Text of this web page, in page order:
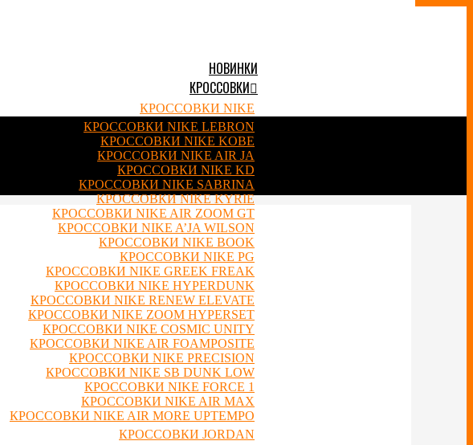
НОВИНКИ
КРОССОВКИ
КРОССОВКИ NIKE
КРОССОВКИ NIKE LEBRON
КРОССОВКИ NIKE KOBE
КРОССОВКИ NIKE AIR JA
КРОССОВКИ NIKE KD
КРОССОВКИ NIKE SABRINA
КРОССОВКИ NIKE KYRIE
КРОССОВКИ NIKE AIR ZOOM GT
КРОССОВКИ NIKE A’JA WILSON
КРОССОВКИ NIKE BOOK
КРОССОВКИ NIKE PG
КРОССОВКИ NIKE GREEK FREAK
КРОССОВКИ NIKE HYPERDUNK
КРОССОВКИ NIKE RENEW ELEVATE
КРОССОВКИ NIKE ZOOM HYPERSET
КРОССОВКИ NIKE COSMIC UNITY
КРОССОВКИ NIKE AIR FOAMPOSITE
КРОССОВКИ NIKE PRECISION
КРОССОВКИ NIKE SB DUNK LOW
КРОССОВКИ NIKE FORCE 1
КРОССОВКИ NIKE AIR MAX
КРОССОВКИ NIKE AIR MORE UPTEMPO
КРОССОВКИ JORDAN